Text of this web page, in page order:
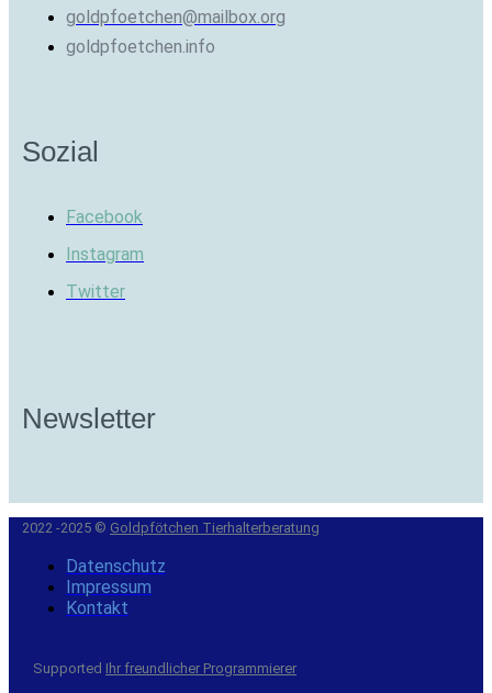
goldpfoetchen@mailbox.org
goldpfoetchen.info
Sozial
Facebook
Instagram
Twitter
Newsletter
2022 -2025 © Goldpfötchen Tierhalterberatung
Datenschutz
Impressum
Kontakt
Supported Ihr freundlicher Programmierer